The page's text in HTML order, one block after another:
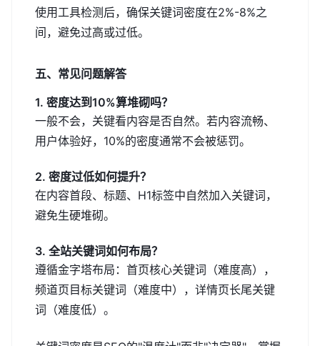
使用工具检测后，确保关键词密度在2%-8%之
间，避免过高或过低。
五、常见问题解答
1. 密度达到10%算堆砌吗？
一般不会，关键看内容是否自然。若内容流畅、
用户体验好，10%的密度通常不会被惩罚。
2. 密度过低如何提升？
在内容首段、标题、H1标签中自然加入关键词，
避免生硬堆砌。
3. 全站关键词如何布局？
遵循金字塔布局：首页核心关键词（难度高），
频道页目标关键词（难度中），详情页长尾关键
词（难度低）。